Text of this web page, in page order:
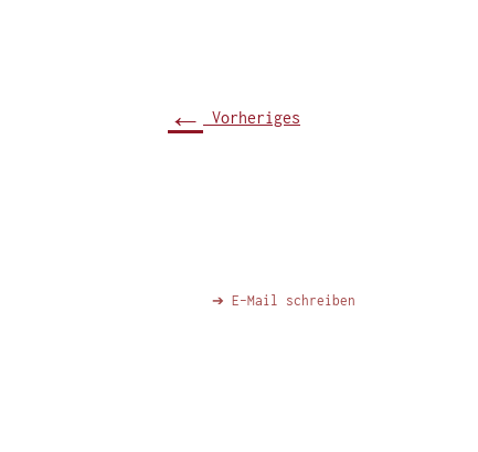
← Vorheriges
➔ E-Mail schreiben